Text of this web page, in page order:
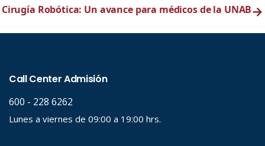
Cirugía Robótica: Un avance para médicos de la UNAB→